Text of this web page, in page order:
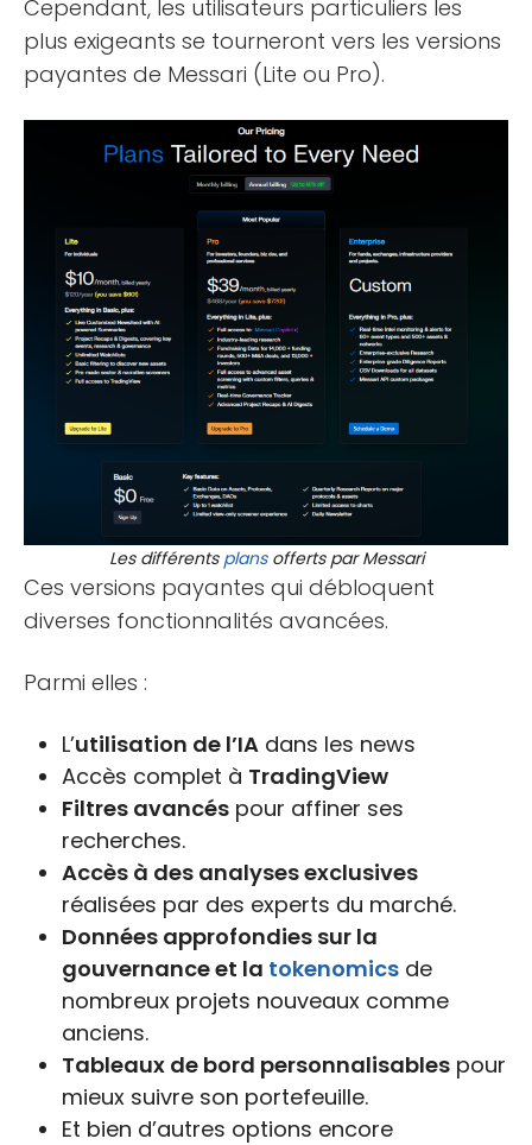
Cependant, les utilisateurs particuliers les
plus exigeants se tourneront vers les versions
payantes de Messari (Lite ou Pro).
Les différents plansofferts par Messari
Ces versions payantes qui débloquent
diverses fonctionnalités avancées.
Parmi elles :
L’utilisation de l’IA dans les news
Accès complet à TradingView
Filtres avancés pour affiner ses
recherches.
Accès à des analyses exclusives
réalisées par des experts du marché.
Données approfondies sur la
gouvernance et la tokenomics de
nombreux projets nouveaux comme
anciens.
Tableaux de bord personnalisables pour
mieux suivre son portefeuille.
Et bien d’autres options encore